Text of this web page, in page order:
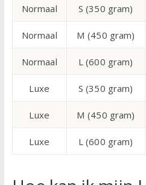
Normaal S (350 gram)
Normaal M (450 gram)
Normaal L (600 gram)
Luxe S (350 gram)
Luxe M (450 gram)
Luxe L (600 gram)